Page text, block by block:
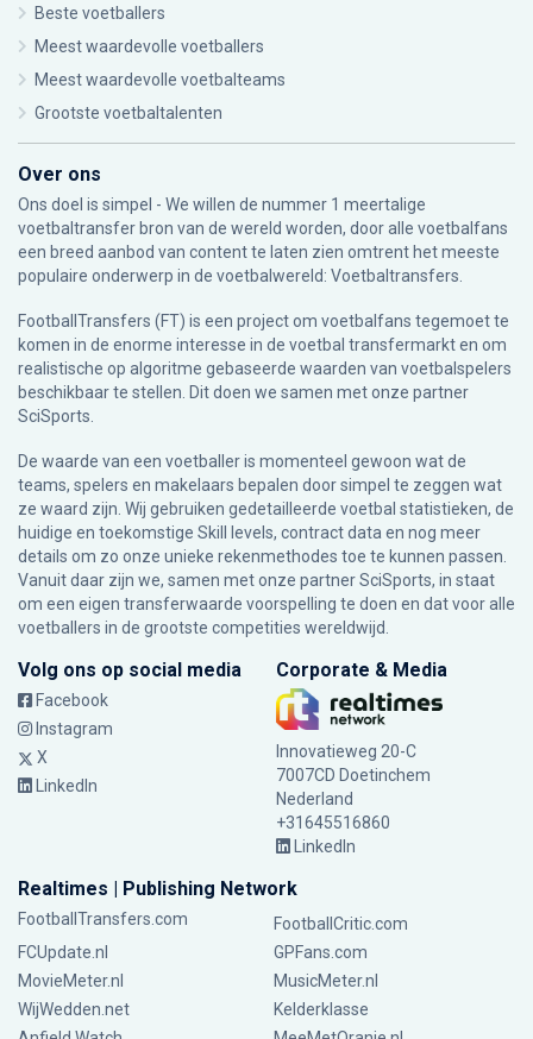
Beste voetballers
Meest waardevolle voetballers
Meest waardevolle voetbalteams
Grootste voetbaltalenten
Over ons
Ons doel is simpel - We willen de nummer 1 meertalige
voetbaltransfer bron van de wereld worden, door alle voetbalfans
een breed aanbod van content te laten zien omtrent het meeste
populaire onderwerp in de voetbalwereld: Voetbaltransfers.
FootballTransfers (FT) is een project om voetbalfans tegemoet te
komen in de enorme interesse in de voetbal transfermarkt en om
realistische op algoritme gebaseerde waarden van voetbalspelers
beschikbaar te stellen. Dit doen we samen met onze partner
SciSports
De waarde van een voetballer is momenteel gewoon wat de
teams, spelers en makelaars bepalen door simpel te zeggen wat
ze waard zijn. Wij gebruiken gedetailleerde voetbal statistieken, de
huidige en toekomstige Skill levels, contract data en nog meer
details om zo onze unieke rekenmethodes toe te kunnen passen.
Vanuit daar zijn we, samen met onze partner SciSports, in staat
om een eigen transferwaarde voorspelling te doen en dat voor alle
voetballers in de grootste competities wereldwijd.
Volg ons op social media
Facebook
Instagram
X
LinkedIn
Corporate & Media
Innovatieweg 20-C
7007CD Doetinchem
Nederland
+31645516860
LinkedIn
Realtimes | Publishing Network
FootballTransfers.com
FootballCritic.com
FCUpdate.nl
GPFans.com
MovieMeter.nl
MusicMeter.nl
WijWedden.net
Kelderklasse